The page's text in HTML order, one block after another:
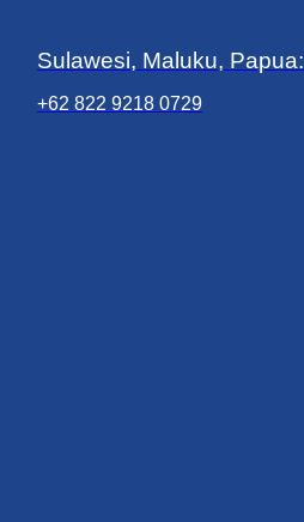
Sulawesi, Maluku, Papua:
+62 822 9218 0729